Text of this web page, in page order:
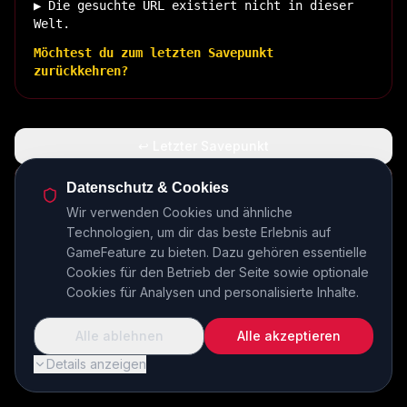
▶ Die gesuchte URL existiert nicht in dieser
Welt.
Möchtest du zum letzten Savepunkt
zurückkehren?
🏠 Zurück zur Basis
INSERT COIN TO CONTINUE...
Datenschutz & Cookies
Wir verwenden Cookies und ähnliche
Technologien, um dir das beste Erlebnis auf
GameFeature zu bieten. Dazu gehören essentielle
Cookies für den Betrieb der Seite sowie optionale
Cookies für Analysen und personalisierte Inhalte.
Details anzeigen
Alle ablehnen Alle akzeptieren